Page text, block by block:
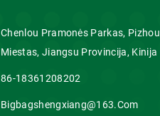
Chenlou Pramonės Parkas, Pizhou
Miestas, Jiangsu Provincija, Kinija
86-18361208202
Bigbagshengxiang@163.com